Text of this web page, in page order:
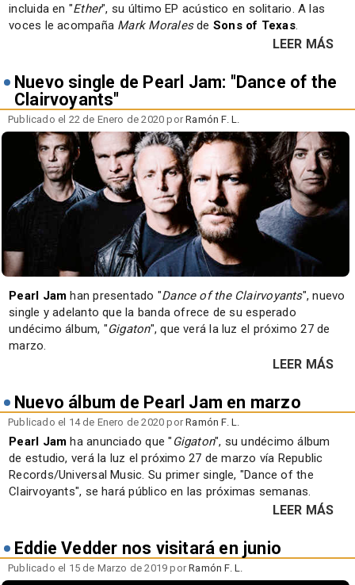
incluida en "Ether", su último EP acústico en solitario. A las
voces le acompaña Mark Moralesde Sons of Texas.
LEER MÁS
Nuevo single de Pearl Jam: "Dance of the
Clairvoyants"
Publicado el 22 de Enero de 2020 porRamón F. L.
Pearl Jam han presentado "Dance of the Clairvoyants", nuevo
single y adelanto que la banda ofrece de su esperado
undécimo álbum, "Gigaton", que verá la luz el próximo 27 de
marzo.
LEER MÁS
Nuevo álbum de Pearl Jam en marzo
Publicado el 14 de Enero de 2020 porRamón F. L.
Pearl Jam ha anunciado que " Gigaton", su undécimo álbum
de estudio, verá la luz el próximo 27 de marzo vía Republic
Records/Universal Music. Su primer single, "Dance of the
Clairvoyants", se hará público en las próximas semanas.
LEER MÁS
Eddie Vedder nos visitará en junio
Publicado el 15 de Marzo de 2019 porRamón F. L.